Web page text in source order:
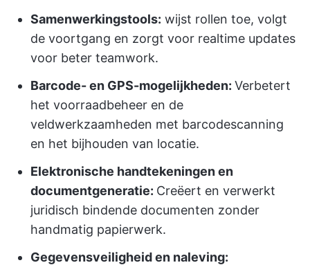
Samenwerkingstools: wijst rollen toe, volgt
de voortgang en zorgt voor realtime updates
voor beter teamwork.
Barcode- en GPS-mogelijkheden: Verbetert
het voorraadbeheer en de
veldwerkzaamheden met barcodescanning
en het bijhouden van locatie.
Elektronische handtekeningen en
documentgeneratie: Creëert en verwerkt
juridisch bindende documenten zonder
handmatig papierwerk.
Gegevensveiligheid en naleving: